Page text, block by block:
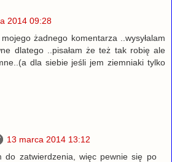
2014 09:28
żadnego komentarza ..wysyłalam
dlatego ..pisałam że też tak robię ale
dla siebie jeśli jem ziemniaki tylko
13 marca 2014 13:12
do zatwierdzenia, więc pewnie się po